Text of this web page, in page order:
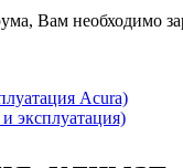
Вам необходимо
Acura)
эксплуатация)